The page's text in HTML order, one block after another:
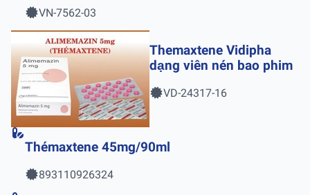
VN-7562-03
Themaxtene Vidipha
dạng viên nén bao phim
VD-24317-16
Thémaxtene 45mg/90ml
893110926324